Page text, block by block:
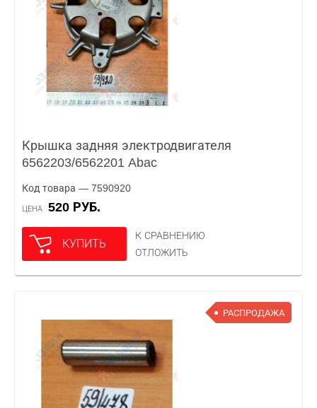
Крышка задняя электродвигателя
6562203/6562201 Abac
Код товара — 7590920
ЦЕНА 520 РУБ.
КУПИТЬ
К СРАВНЕНИЮ
ОТЛОЖИТЬ
РАСПРОДАЖА